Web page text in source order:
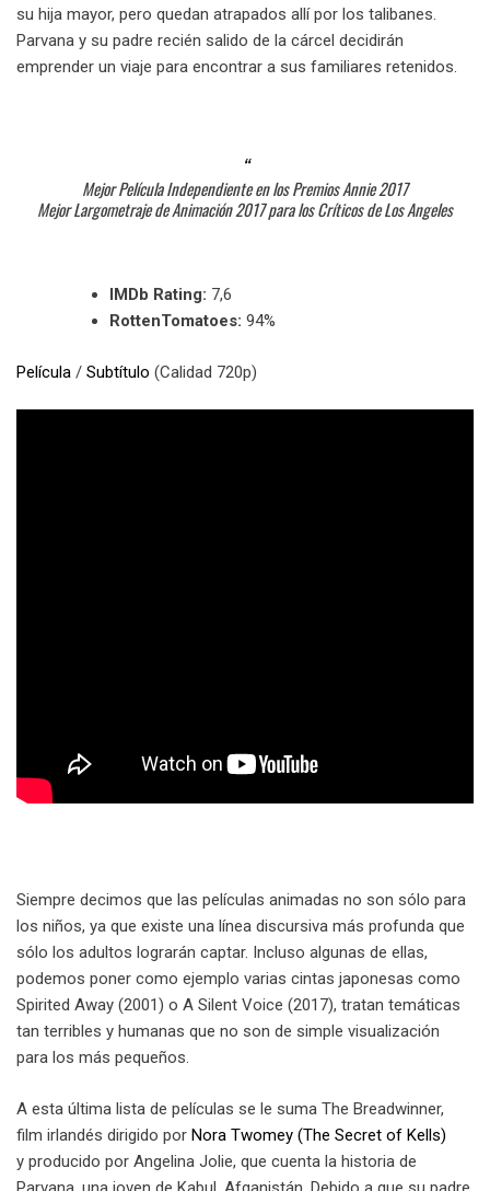
su hija mayor, pero quedan atrapados allí por los talibanes.
Parvana y su padre recién salido de la cárcel decidirán
emprender un viaje para encontrar a sus familiares retenidos.
Mejor Película Independiente en los Premios Annie 2017
Mejor Largometraje de Animación 2017 para los Críticos de Los Angeles
IMDb Rating: 7,6
RottenTomatoes: 94%
Película / Subtítulo (Calidad 720p)
Siempre decimos que las películas animadas no son sólo para
los niños, ya que existe una línea discursiva más profunda que
sólo los adultos lograrán captar. Incluso algunas de ellas,
podemos poner como ejemplo varias cintas japonesas como
Spirited Away (2001) o A Silent Voice (2017), tratan temáticas
tan terribles y humanas que no son de simple visualización
para los más pequeños.
A esta última lista de películas se le suma The Breadwinner,
film irlandés dirigido por Nora Twomey (The Secret of Kells)
y producido por Angelina Jolie, que cuenta la historia de